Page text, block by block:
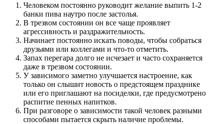
Человеком постоянно руководит желание выпить 1-2
банки пива наутро после застолья.
В трезвом состоянии он все чаще проявляет
агрессивность и раздражительность.
Начинает постоянно искать поводы, чтобы собраться
друзьями или коллегами и что-то отметить.
Запах перегара долго не исчезает и часто сохраняется
даже в трезвом состоянии.
У зависимого заметно улучшается настроение, как
только он слышит новость о предстоящем празднике
или его приглашают на посиделки, где предусмотрено
распитие пенных напитков.
При разговоре о зависимости такой человек разными
способами пытается скрыть наличие проблемы.